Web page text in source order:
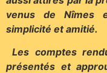
venus de Nîmes
simplicité et amitié.
Les comptes
présentés et